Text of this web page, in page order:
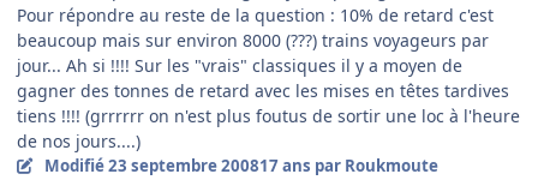
Pour répondre au reste de la question : 10% de retard c'est
beaucoup mais sur environ 8000 (???) trains voyageurs par
jour... Ah si !!!! Sur les "vrais" classiques il y a moyen de
gagner des tonnes de retard avec les mises en têtes tardives
tiens !!!! (grrrrrr on n'est plus foutus de sortir une loc à l'heure
de nos jours....)
Modifié23 septembre 200817 ans par Roukmoute